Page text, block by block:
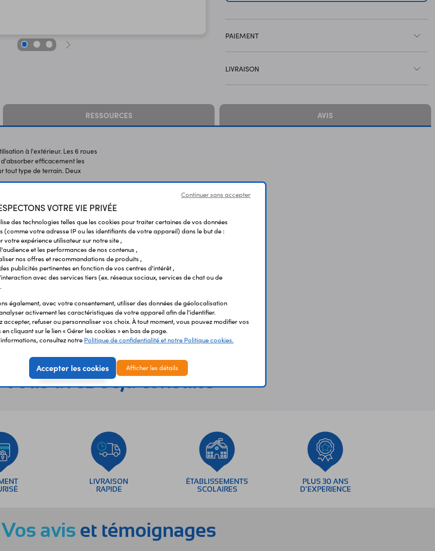
PAIEMENT
LIVRAISON
RESSOURCES AVIS
à l'extérieur. Les 6 roues
efficacement les
tout type de terrain. Deux
batterie (non incluses). Le
T-REX(non incluse)
Vous avez déja consulté
LIVRAISON
RAPIDE
ÉTABLISSEMENTS
SCOLAIRES
PLUS 30 ANS
D’EXPERIENCE
Vos avis et témoignages
Continuer sans accepter
VOTRE VIE PRIVÉE
des technologies telles que les cookies pour traiter certaines de vos données
(comme votre adresse IP ou les identifiants de votre appareil) dans le but de :
votre expérience utilisateur sur notre site ,
et les performances de nos contenus ,
nos offres et recommandations de produits ,
publicités pertinentes en fonction de vos centres d'intérêt ,
avec des services tiers (ex. réseaux sociaux, services de chat ou de
également, avec votre consentement, utiliser des données de géolocalisation
activement les caractéristiques de votre appareil afin de l'identifier.
accepter, refuser ou personnaliser vos choix. À tout moment, vous pouvez modifier vos
cliquant sur le lien « Gérer les cookies » en bas de page.
consultez notre Politique de confidentialité et notre Politique cookies.
Accepter les cookies Afficher les détails